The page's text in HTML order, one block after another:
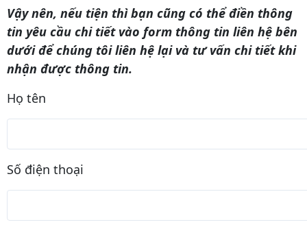
Vậy nên, nếu tiện thì bạn cũng có thể điền thông
tin yêu cầu chi tiết vào form thông tin liên hệ bên
dưới để chúng tôi liên hệ lại và tư vấn chi tiết khi
nhận được thông tin.
Họ tên
Số điện thoại